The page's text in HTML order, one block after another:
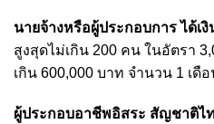
นายจ้างหรือผู้ประกอบการ ได้เ
สูงสุดไม่เกิน 200 คน ในอัตรา
เกิน 600,000 บาท จำนวน 1 เดื
ผู้ประกอบอาชีพอิสระ สัญชาติไ